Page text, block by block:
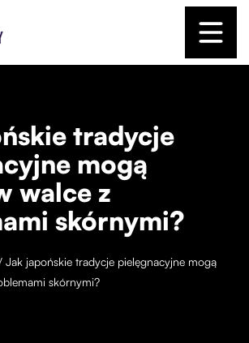
tradycje
mogą
walce z
skórnymi?
Jak japońskie tradycje pielęgnacyjne mogą
skórnymi?